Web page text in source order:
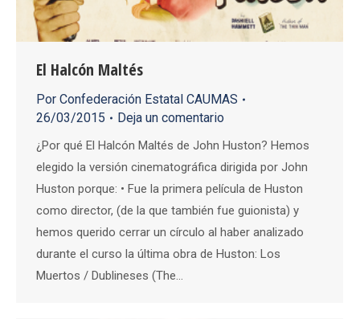
El Halcón Maltés
Por Confederación Estatal CAUMAS
26/03/2015
Deja un comentario
¿Por qué El Halcón Maltés de John Huston? Hemos
elegido la versión cinematográfica dirigida por John
Huston porque: • Fue la primera película de Huston
como director, (de la que también fue guionista) y
hemos querido cerrar un círculo al haber analizado
durante el curso la última obra de Huston: Los
Muertos / Dublineses (The…